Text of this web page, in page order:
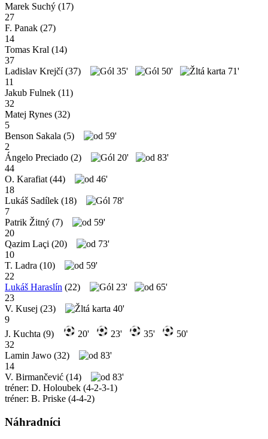
Marek Suchý (17)
27
F. Panak (27)
14
Tomas Kral (14)
37
Ladislav Krejčí(37) 35' 50'
71'
11
Jakub Fulnek (11)
32
Matej Rynes (32)
5
Benson Sakala (5)
59'
2
Ángelo Preciado (2) 20'
83'
44
O. Karafiat (44)
46'
18
Lukáš Sadílek (18)
78'
7
Patrik Žitný (7)
59'
20
Qazim Laçi (20)
73'
10
T. Ladra (10)
59'
22
Lukáš Haraslín (22) 23'
65'
23
V. Kusej (23)
40'
9
J. Kuchta (9) 20' 23' 35'
50'
32
Lamin Jawo (32)
83'
14
V. Birmančević (14)
83'
tréner: D. Holoubek (4-2-3-1)
tréner: B. Priske (4-4-2)
Náhradníci